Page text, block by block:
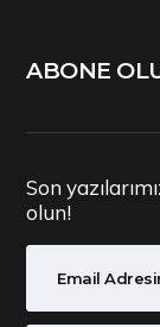
ABONE
Son
olun!